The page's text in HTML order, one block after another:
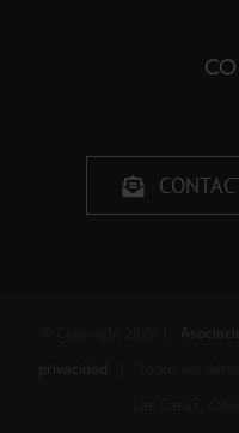
privacidad